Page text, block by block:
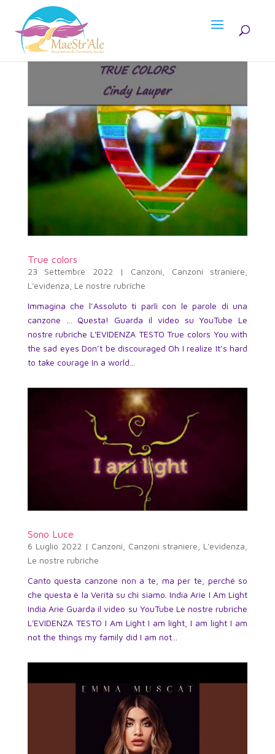
True colors
23 Settembre 2022 | Canzoni Canzoni straniere
L'evidenza Le nostre rubriche
Immagina che l’Assoluto ti parli con le parole di una
canzone … Questa! Guarda il video su YouTube Le
nostre rubriche L'EVIDENZA TESTO True colors You with
the sad eyes Don’t be discouraged Oh I realize It’s hard
to take courage In a world...
Sono Luce
6 Luglio 2022 | Canzoni, Canzoni straniere, L'evidenza,
Le nostre rubriche
Canto questa canzone non a te, ma per te, perché so
che questa è la Verità su chi siamo. India Arie I Am Light
India Arie Guarda il video su YouTube Le nostre rubriche
L'EVIDENZA TESTO I Am Light I am light, I am light I am
not the things my family did I am not...